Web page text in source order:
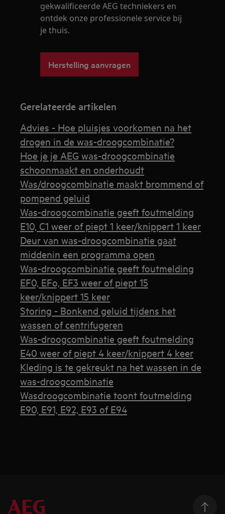
gekwalificeerde AEG techniekers en
ontdek onze professionele service bij
je thuis.
Herstelling aanvragen
Gerelateerde artikelen
Advies - Hoe pluisjes voorkomen na het
drogen in de was-droogcombinatie?
Hoe je je AEG was-droogcombinatie
schoonmaakt en onderhoudt
Was/droogcombinatie maakt brommend of
pompend geluid
Was-droogcombinatie geeft foutmelding
E10, C1 weer of piept 1 keer/knippert 1 keer
Deur van was-droogcombinatie gaat
middenin een programma open
Was-droogcombinatie geeft foutmelding
EF0, EFo, EF3 weer of piept 15
keer/knippert 15 keer
Storing - Bonkend geluid tijdens het
wassen of centrifugeren
Was-droogcombinatie geeft foutmelding
E40 weer of piept 4 keer/knippert 4 keer
Kleding is te gekreukt na het wassen in de
was-droogcombinatie
Wasdroogcombinatie toont foutmelding
E90, E91, E92, E93 of E94